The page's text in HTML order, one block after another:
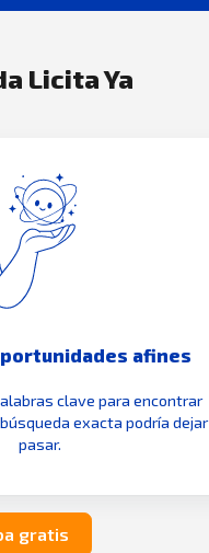
Licita Ya
afines
clave para encontrar
exacta podría dejar
pasar.
gratis